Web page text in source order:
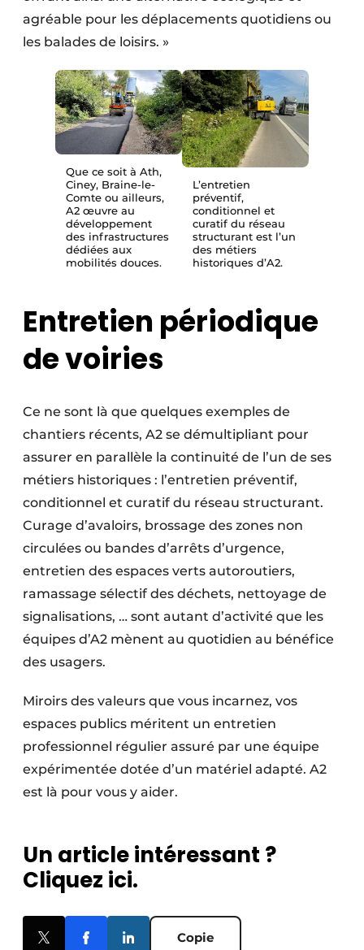
agréable pour les déplacements quotidiens ou
les balades de loisirs. »
Que ce soit à Ath,
Ciney, Braine-le-
Comte ou ailleurs,
A2 œuvre au
développement
des infrastructures
dédiées aux
mobilités douces.
L’entretien
préventif,
conditionnel et
curatif du réseau
structurant est l’un
des métiers
historiques d’A2.
Entretien périodique
de voiries
Ce ne sont là que quelques exemples de
chantiers récents, A2 se démultipliant pour
assurer en parallèle la continuité de l’un de ses
métiers historiques : l’entretien préventif,
conditionnel et curatif du réseau structurant.
Curage d’avaloirs, brossage des zones non
circulées ou bandes d’arrêts d’urgence,
entretien des espaces verts autoroutiers,
ramassage sélectif des déchets, nettoyage de
signalisations, … sont autant d’activité que les
équipes d’A2 mènent au quotidien au bénéfice
des usagers.
Miroirs des valeurs que vous incarnez, vos
espaces publics méritent un entretien
professionnel régulier assuré par une équipe
expérimentée dotée d’un matériel adapté. A2
est là pour vous y aider.
Un article intéressant ?
Cliquez ici.
Copie